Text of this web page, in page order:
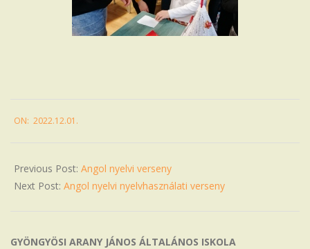
12-
ON: 2022.12.01.
Previous Post: Angol nyelvi verseny
Next Post: Angol nyelvi nyelvhasználati verseny
GYÖNGYÖSI ARANY JÁNOS ÁLTALÁNOS ISKOLA